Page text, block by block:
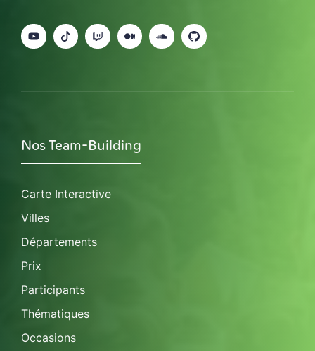
Nos Team-Building
Carte Interactive
Villes
Départements
Prix
Participants
Thématiques
Occasions